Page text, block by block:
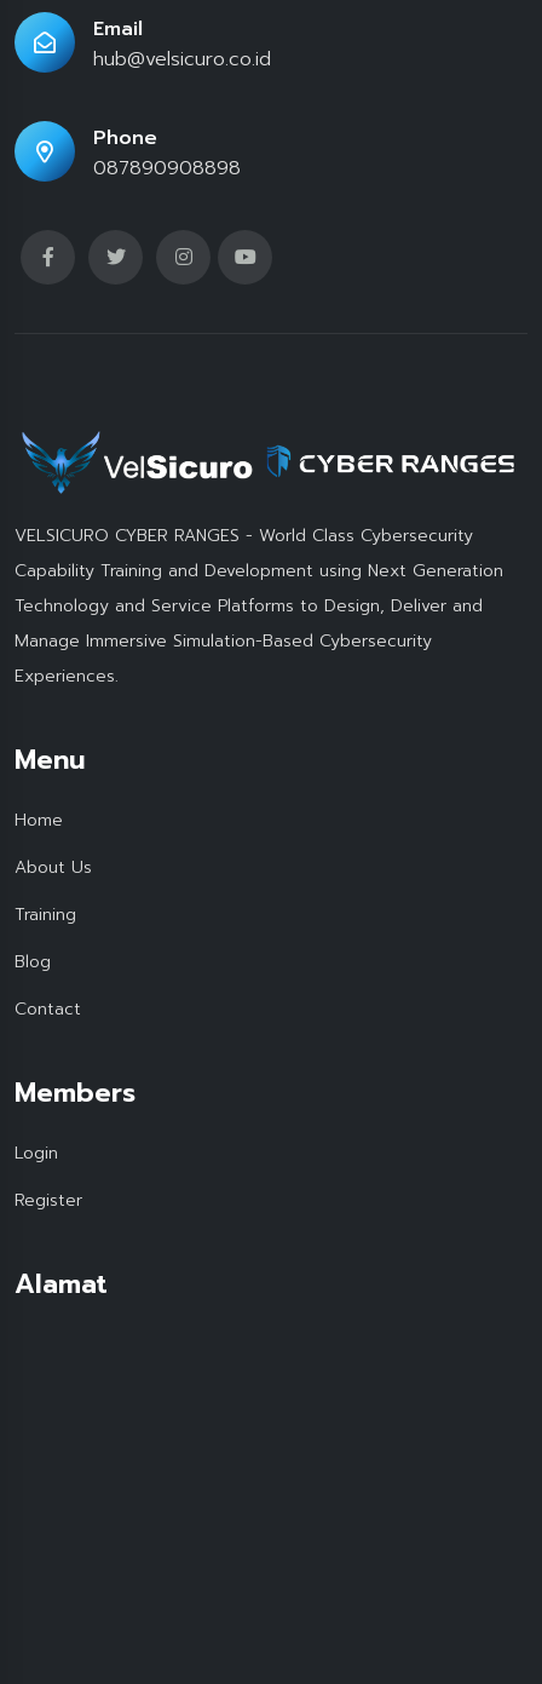
Email
hub@velsicuro.co.id
Phone
087890908898
VELSICURO CYBER RANGES - World Class Cybersecurity
Capability Training and Development using Next Generation
Technology and Service Platforms to Design, Deliver and
Manage Immersive Simulation-Based Cybersecurity
Experiences.
Menu
Home
About Us
Training
Blog
Contact
Members
Login
Register
Alamat